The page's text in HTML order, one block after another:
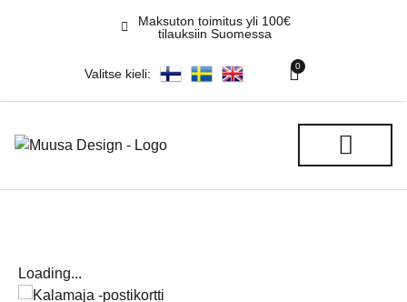
Maksuton toimitus yli 100€
tilauksiin Suomessa
Valitse kieli:
0
Loading...